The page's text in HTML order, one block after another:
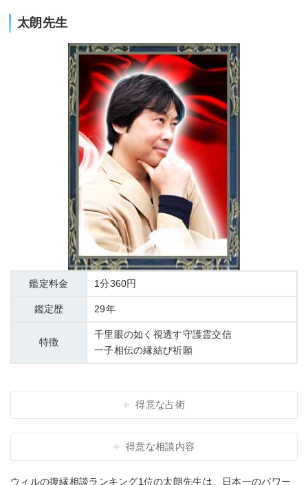
太朗先生
鑑定料金 1分360円
鑑定歴 29年
特徴
千里眼の如く視透す守護霊交信
一子相伝の縁結び祈願
得意な占術
得意な相談内容
ウィルの復縁相談ランキング1位の太朗先生は、日本一のパワー